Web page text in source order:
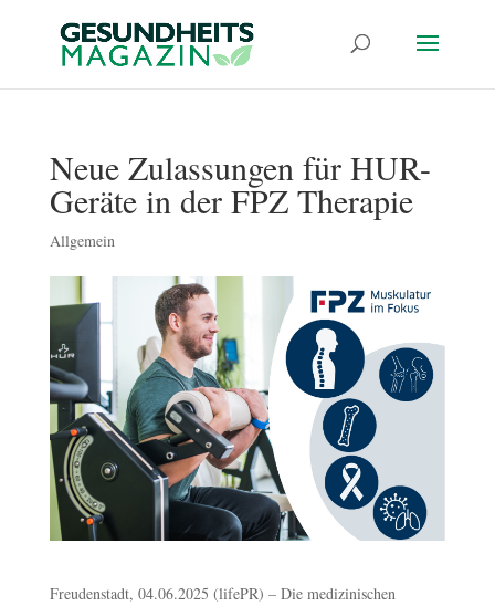
Neue Zulassungen für HUR-
Geräte in der FPZ Therapie
Allgemein
Freudenstadt, 04.06.2025 (lifePR) – Die medizinischen